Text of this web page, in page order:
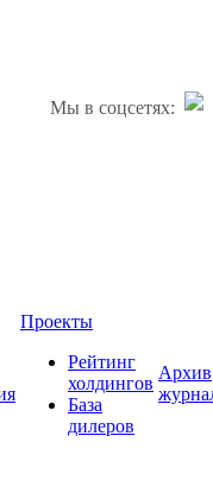
Мы в соцсетях:
Проекты
Рейтинг
холдингов
База
дилеров
Архив